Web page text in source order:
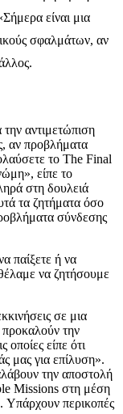
είναι μια
σφαλμάτων, αν
την αντιμετώπιση
αν προβλήματα
το The Final
είπε το
στη δουλειά
τα ζητήματα όσο
σύνδεσης
παίξετε ή να
να ζητήσουμε
σε μια
την
είπε ότι
μας για επίλυση».
την αποστολή
Missions στη μέση
Υπάρχουν περικοπές